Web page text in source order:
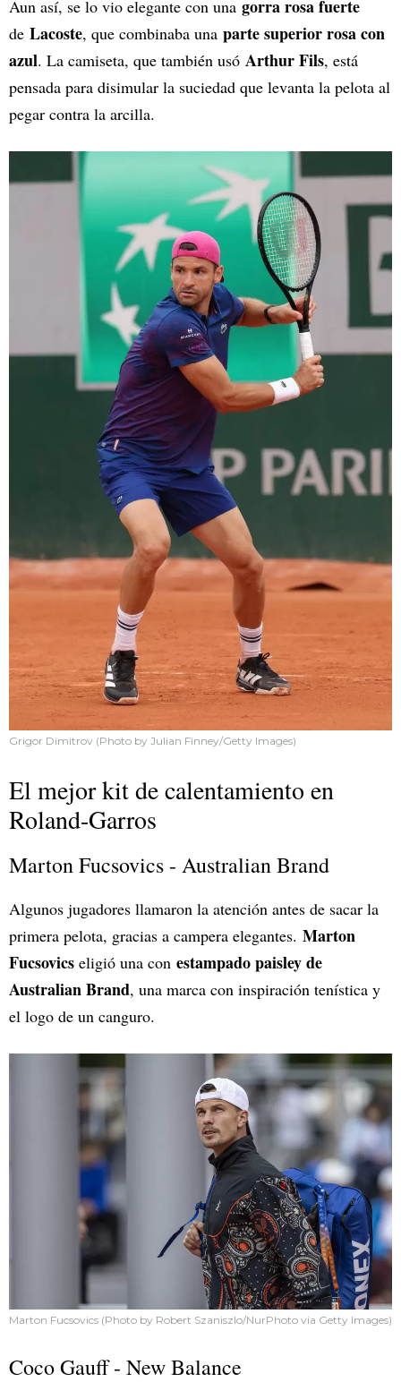
Aun así, se lo vio elegante con una gorra rosa fuerte
de Lacoste, que combinaba una parte superior rosa con
azul. La camiseta, que también usó Arthur Fils, está
pensada para disimular la suciedad que levanta la pelota al
pegar contra la arcilla.
Grigor Dimitrov (Photo by Julian Finney/Getty Images)
El mejor kit de calentamiento en
Roland-Garros
Marton Fucsovics - Australian Brand
Algunos jugadores llamaron la atención antes de sacar la
primera pelota, gracias a campera elegantes. Marton
Fucsovics eligió una con estampado paisley de
Australian Brand, una marca con inspiración tenística y
el logo de un canguro.
Marton Fucsovics (Photo by Robert Szaniszlo/NurPhoto via Getty Images)
Coco Gauff - New Balance